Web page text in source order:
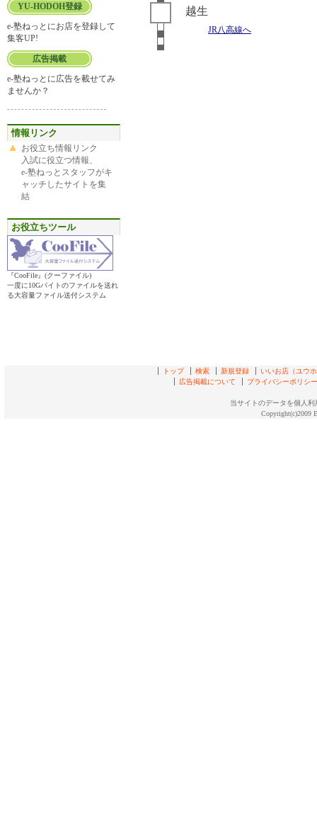
YU-HODOH登録
e-塾ねっとにお店を登録して
集客UP!
広告掲載
e-塾ねっとに広告を載せてみ
ませんか？
情報リンク
お役立ち情報リンク
入試に役立つ情報、
e-塾ねっとスタッフがキ
ャッチしたサイトを集
結
お役立ちツール
『CooFile』(クーファイル)
一度に10Gバイトのファイルを送れ
る大容量ファイル送付システム
越生
JR八高線へ
トップ 検索 新規登録
いいお店（ユウ
広告掲載について
プライバシーポリシー
当サイトのデータを個人
Copyright(c)2009